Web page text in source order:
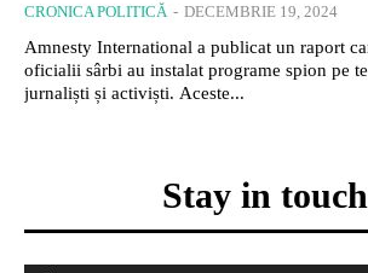
CRONICA POLITICĂ - DECEMBRIE 19, 2024
Amnesty International a publicat un raport
oficialii sârbi au instalat programe spion pe
jurnaliști și activiști. Aceste...
Stay in